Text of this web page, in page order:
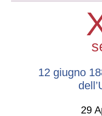
12 giugno
29